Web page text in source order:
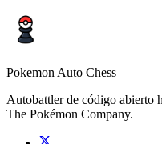
Pokemon Auto Chess
Autobattler de código abierto
The Pokémon Company.